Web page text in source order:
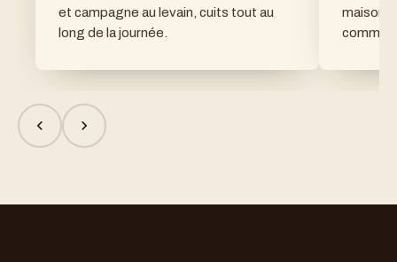
et campagne au levain, cuits tout au
long de la journée.
maison